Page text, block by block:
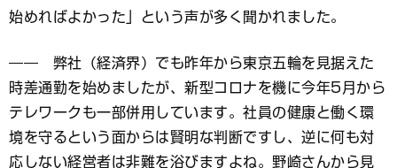
始めればよかった」という声が多く聞かれました。
―― 弊社（経済界）でも昨年から東京五輪を見据えた
時差通勤を始めましたが、新型コロナを機に今年5月から
テレワークも一部併用しています。社員の健康と働く環
境を守るという面からは賢明な判断ですし、逆に何も対
応しない経営者は非難を浴びますよね。野崎さんから見